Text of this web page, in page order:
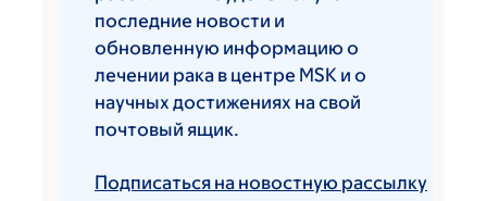
последние новости и
обновленную информацию о
лечении рака в центре MSK и о
научных достижениях на свой
почтовый ящик.
Подписаться на новостную рассылку